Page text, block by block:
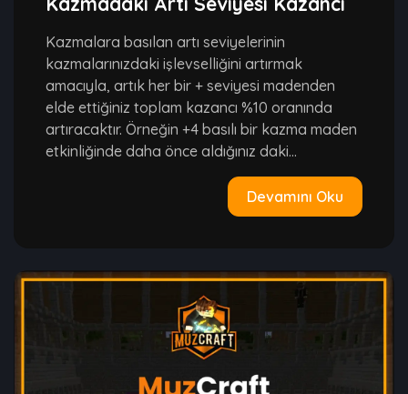
Kazmalara basılan artı seviyelerinin
kazmalarınızdaki işlevselliğini artırmak
amacıyla, artık her bir + seviyesi madenden
elde ettiğiniz toplam kazancı %10 oranında
artıracaktır. Örneğin +4 basılı bir kazma maden
etkinliğinde daha önce aldığınız daki...
Devamını Oku